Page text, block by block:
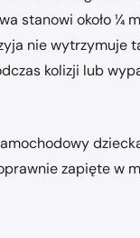
stanowi około ¼
nie wytrzymuje
kolizji lub
zapięte w